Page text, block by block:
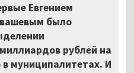
Евгением
было
рублей на
муниципалитетах. И